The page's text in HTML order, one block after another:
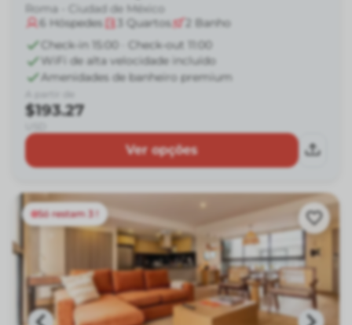
Roma - Ciudad de México
6 Hóspedes Quartos
Banho
Check-in 15:00 · Check-out 11:00
WiFi de alta velocidade incluído
Amenidades de banheiro premium
$193.27
Ver opções
Só restam 3 !